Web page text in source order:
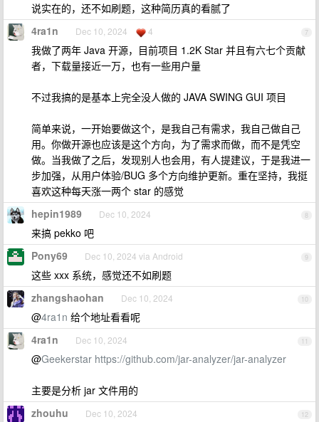
说实在的，还不如刷题，这种简历真的看腻了
7
4ra1n Dec 10, 2024 4
我做了两年 Java 开源，目前项目 1.2K Star 并且有六七个贡献
者，下载量接近一万，也有一些用户量
不过我搞的是基本上完全没人做的 JAVA SWING GUI 项目
简单来说，一开始要做这个，是我自己有需求，我自己做自己
用。你做开源也应该是这个方向，为了需求而做，而不是凭空
做。当我做了之后，发现别人也会用，有人提建议，于是我进一
步加强，从用户体验/BUG 多个方向维护更新。重在坚持，我挺
喜欢这种每天涨一两个 star 的感觉
8
hepin1989 Dec 10, 2024
来搞 pekko 吧
9
Pony69 Dec 10, 2024 via Android
这些 xxx 系统，感觉还不如刷题
10
zhangshaohan Dec 10, 2024
@4ra1n 给个地址看看呢
11
4ra1n Dec 10, 2024
@Geekerstar https://github.com/jar-analyzer/jar-analyzer
主要是分析 jar 文件用的
12
zhouhu Dec 10, 2024